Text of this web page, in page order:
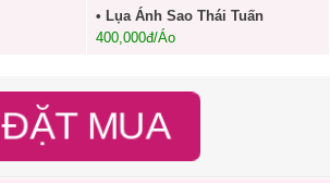
• Lụa Ánh Sao Thái Tuấn
400,000đ/Áo
ĐẶT MUA